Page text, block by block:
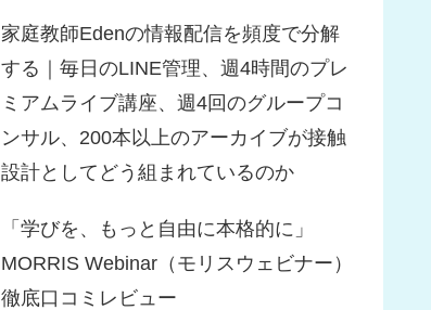
家庭教師Edenの情報配信を頻度で分解
する｜毎日のLINE管理、週4時間のプレ
ミアムライブ講座、週4回のグループコ
ンサル、200本以上のアーカイブが接触
設計としてどう組まれているのか
「学びを、もっと自由に本格的に」
MORRIS Webinar（モリスウェビナー）
徹底口コミレビュー